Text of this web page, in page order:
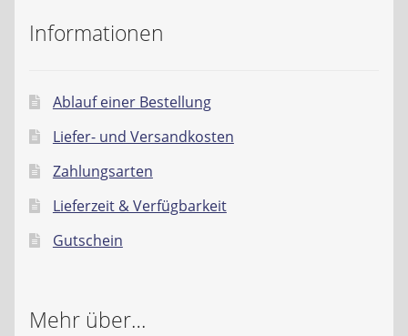
Widerrufsbelehrung
Datenschutzerklärung
Impressum
Informationen
Ablauf einer Bestellung
Liefer- und Versandkosten
Zahlungsarten
Lieferzeit & Verfügbarkeit
Gutschein
Mehr über…